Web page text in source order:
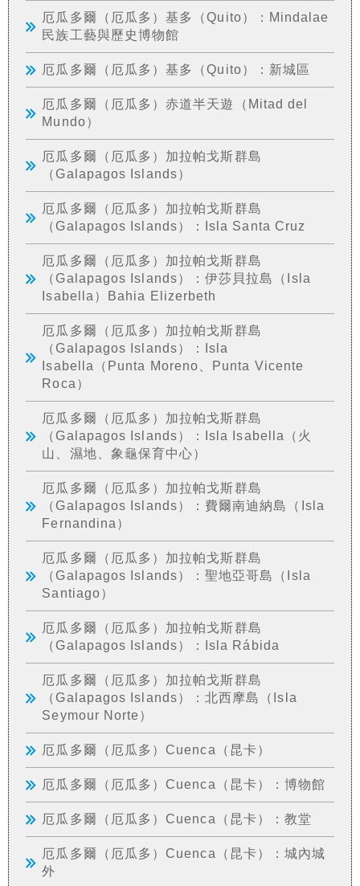
厄瓜多爾（厄瓜多）基多（Quito）：Mindalae
民族工藝與歷史博物館
厄瓜多爾（厄瓜多）基多（Quito）：新城區
厄瓜多爾（厄瓜多）赤道半天遊（Mitad del
Mundo）
厄瓜多爾（厄瓜多）加拉帕戈斯群島
（Galapagos Islands）
厄瓜多爾（厄瓜多）加拉帕戈斯群島
（Galapagos Islands）：Isla Santa Cruz
厄瓜多爾（厄瓜多）加拉帕戈斯群島
（Galapagos Islands）：伊莎貝拉島（Isla
Isabella）Bahia Elizerbeth
厄瓜多爾（厄瓜多）加拉帕戈斯群島
（Galapagos Islands）：Isla
Isabella（Punta Moreno、Punta Vicente
Roca）
厄瓜多爾（厄瓜多）加拉帕戈斯群島
（Galapagos Islands）：Isla Isabella（火
山、濕地、象龜保育中心）
厄瓜多爾（厄瓜多）加拉帕戈斯群島
（Galapagos Islands）：費爾南迪納島（Isla
Fernandina）
厄瓜多爾（厄瓜多）加拉帕戈斯群島
（Galapagos Islands）：聖地亞哥島（Isla
Santiago）
厄瓜多爾（厄瓜多）加拉帕戈斯群島
（Galapagos Islands）：Isla Rábida
厄瓜多爾（厄瓜多）加拉帕戈斯群島
（Galapagos Islands）：北西摩島（Isla
Seymour Norte）
厄瓜多爾（厄瓜多）Cuenca（昆卡）
厄瓜多爾（厄瓜多）Cuenca（昆卡）：博物館
厄瓜多爾（厄瓜多）Cuenca（昆卡）：教堂
厄瓜多爾（厄瓜多）Cuenca（昆卡）：城內城
外